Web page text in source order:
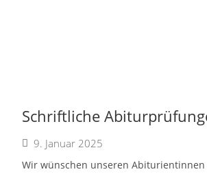
Schriftliche
9. Januar 2025
Wir wünschen unseren